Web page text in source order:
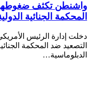
واشنطن تكثف ضغوطها
المحكمة الجنائية
دخلت إدارة الرئيس
التصعيد ضد المحكمة
الدبلوماسية…